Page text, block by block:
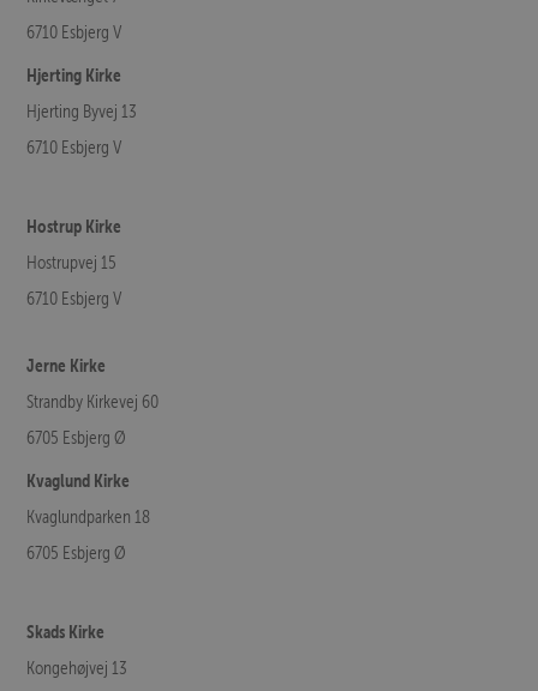
6710 Esbjerg V
Hjerting Kirke
Hjerting Byvej 13
6710 Esbjerg V
Hostrup Kirke
Hostrupvej 15
6710 Esbjerg V
Jerne Kirke
Strandby Kirkevej 60
6705 Esbjerg Ø
Kvaglund Kirke
Kvaglundparken 18
6705 Esbjerg Ø
Skads Kirke
Kongehøjvej 13